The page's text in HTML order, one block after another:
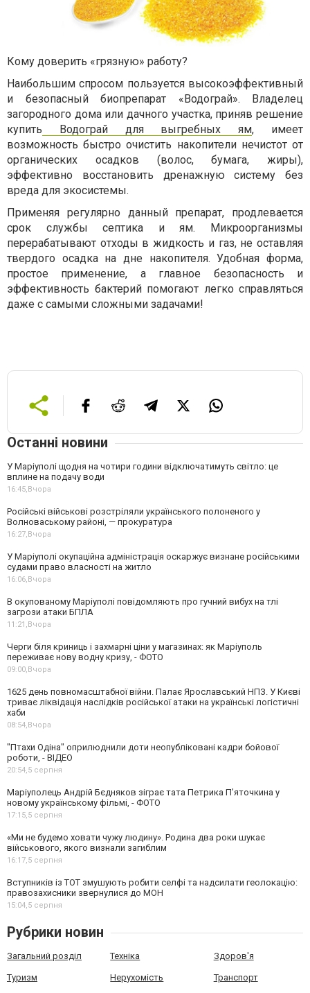
Кому доверить «грязную» работу?
Наибольшим спросом пользуется высокоэффективный
и безопасный биопрепарат «Водограй». Владелец
загородного дома или дачного участка, приняв решение
купить Водограй для выгребных ям, имеет
возможность быстро очистить накопители нечистот от
органических осадков (волос, бумага, жиры),
эффективно восстановить дренажную систему без
вреда для экосистемы.
Применяя регулярно данный препарат, продлевается
срок службы септика и ям. Микроорганизмы
перерабатывают отходы в жидкость и газ, не оставляя
твердого осадка на дне накопителя. Удобная форма,
простое применение, а главное безопасность и
эффективность бактерий помогают легко справляться
даже с самыми сложными задачами!
Останні новини
У Маріуполі щодня на чотири години відключатимуть світло: це
вплине на подачу води
16:45,Вчора
Російські військові розстріляли українського полоненого у
Волноваському районі, — прокуратура
16:27,Вчора
У Маріуполі окупаційна адміністрація оскаржує визнане російськими
судами право власності на житло
16:06,Вчора
В окупованому Маріуполі повідомляють про гучний вибух на тлі
загрози атаки БПЛА
11:21,Вчора
Черги біля криниць і захмарні ціни у магазинах: як Маріуполь
переживає нову водну кризу, - ФОТО
09:00,Вчора
1625 день повномасштабної війни. Палає Ярославський НПЗ. У Києві
триває ліквідація наслідків російської атаки на українські логістичні
хаби
08:54,Вчора
"Птахи Одіна" оприлюднили доти неопубліковані кадри бойової
роботи, - ВІДЕО
20:54,5 серпня
Маріуполець Андрій Бєдняков зіграє тата Петрика П’яточкина у
новому українському фільмі, - ФОТО
17:15,5 серпня
«Ми не будемо ховати чужу людину». Родина два роки шукає
військового, якого визнали загиблим
16:17,5 серпня
Вступників із ТОТ змушують робити селфі та надсилати геолокацію:
правозахисники звернулися до МОН
15:04,5 серпня
Рубрики новин
Загальний розділ Техніка Здоров'я
Туризм Нерухомість Транспорт